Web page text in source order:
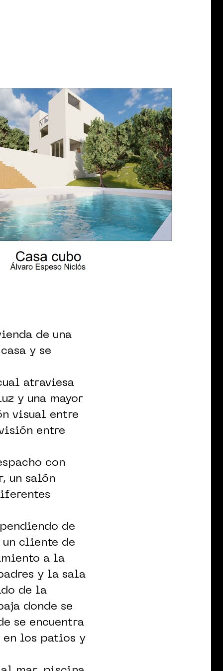
de una
y se
atraviesa
y una mayor
visual entre
entre
con
un salón
de
un cliente de
a la
y la sala
de la
donde se
se encuentra
en los patios y